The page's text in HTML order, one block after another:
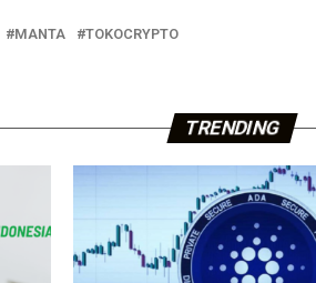
MANTA TOKOCRYPTO
TRENDING